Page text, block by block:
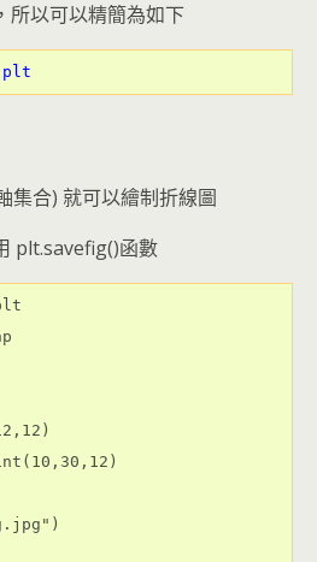
所以可以精簡為如下
plt
集合) 就可以繪制折線圖
plt.savefig()函數